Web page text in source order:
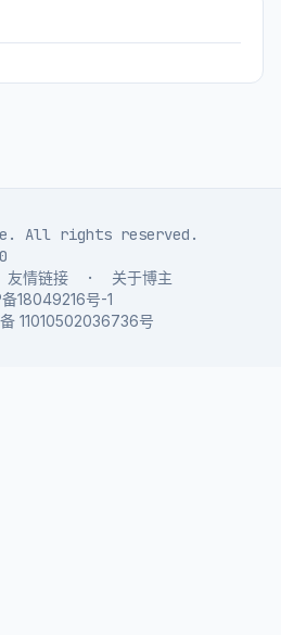
All rights reserved.
友情链接 · 关于博主
18049216号-1
11010502036736号